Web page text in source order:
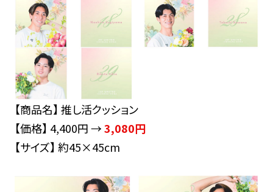
【商品名】 推し活クッション
【価格】 4,400円 →3,080円
【サイズ】 約45×45cm